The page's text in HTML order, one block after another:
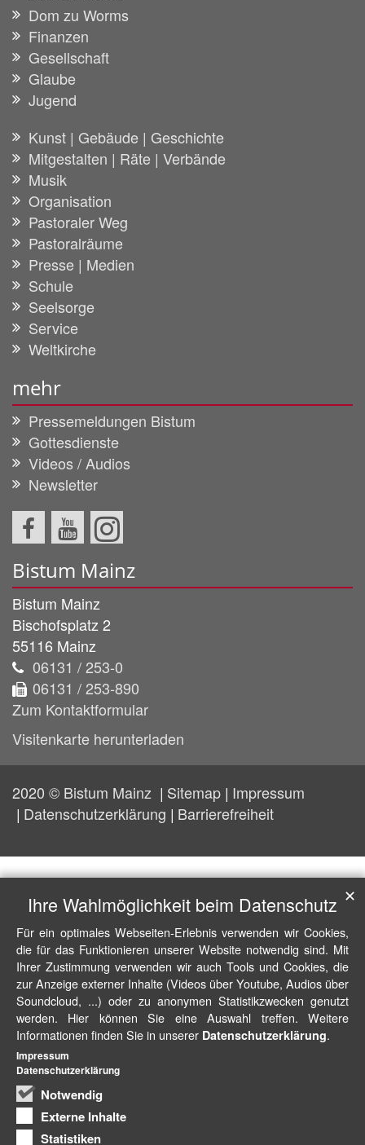
Dom zu Worms
Finanzen
Gesellschaft
Glaube
Jugend
Kunst | Gebäude | Geschichte
Mitgestalten | Räte | Verbände
Musik
Organisation
Pastoraler Weg
Pastoralräume
Presse | Medien
Schule
Seelsorge
Service
Weltkirche
mehr
Pressemeldungen Bistum
Gottesdienste
Videos / Audios
Newsletter
Bistum Mainz
Bistum Mainz
Bischofsplatz 2
55116 Mainz
06131 / 253-0
06131 / 253-890
Zum Kontaktformular
Visitenkarte herunterladen
2020 © Bistum Mainz Sitemap Impressum
Datenschutzerklärung
Barrierefreiheit
Ihre Wahlmöglichkeit beim Datenschutz
Für ein optimales Webseiten-Erlebnis verwenden wir Cookies,
die für das Funktionieren unserer Website notwendig sind. Mit
Ihrer Zustimmung verwenden wir auch Tools und Cookies, die
zur Anzeige externer Inhalte (Videos über Youtube, Audios über
Soundcloud, ...) oder zu anonymen Statistikzwecken genutzt
werden. Hier können Sie eine Auswahl treffen. Weitere
Informationen finden Sie in unserer Datenschutzerklärung.
Notwendig
Externe Inhalte
Statistiken
✕
Impressum
Datenschutzerklärung